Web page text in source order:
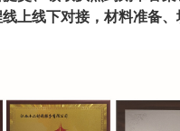
线上线下对接，材料准备